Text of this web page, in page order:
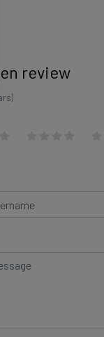
review